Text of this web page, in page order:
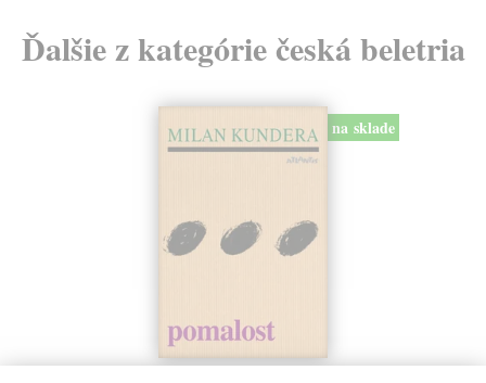
Ďalšie z kategórie česká beletria
na sklade